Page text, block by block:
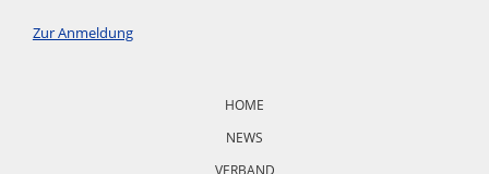
Zur Anmeldung
HOME
NEWS